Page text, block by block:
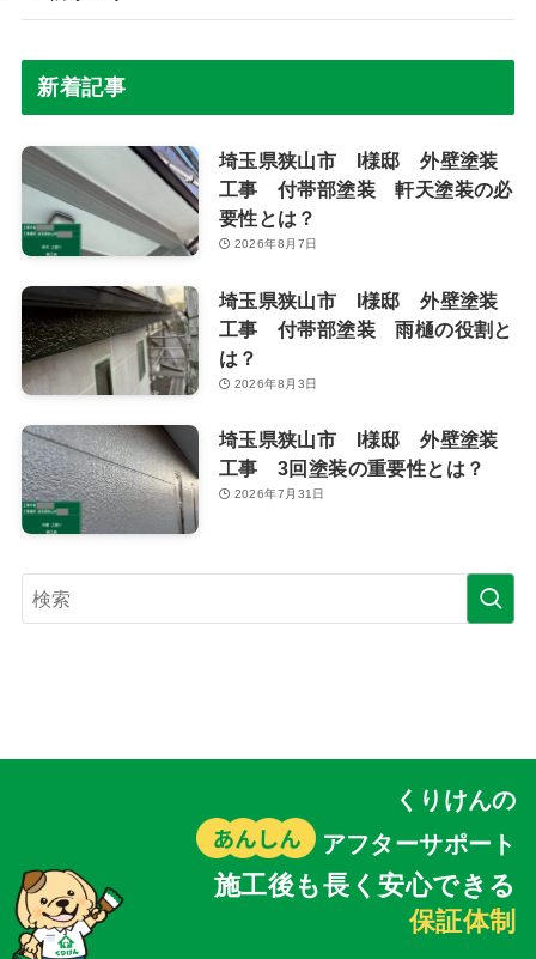
新着記事
埼玉県狭山市 I様邸 外壁塗装
工事 付帯部塗装 軒天塗装の必
要性とは？
2026年8月7日
埼玉県狭山市 I様邸 外壁塗装
工事 付帯部塗装 雨樋の役割と
は？
2026年8月3日
埼玉県狭山市 I様邸 外壁塗装
工事 3回塗装の重要性とは？
2026年7月31日
くりけんの
アフターサポート
施工後も長く安心できる
保証体制